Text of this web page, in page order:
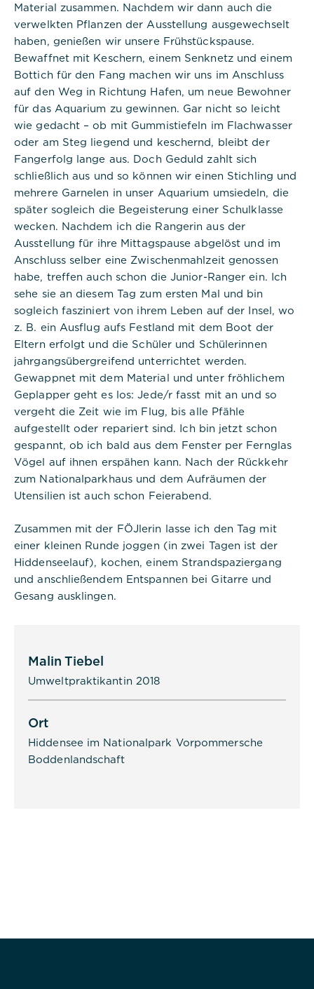
Material zusammen. Nachdem wir dann auch die
verwelkten Pflanzen der Ausstellung ausgewechselt
haben, genießen wir unsere Frühstückspause.
Bewaffnet mit Keschern, einem Senknetz und einem
Bottich für den Fang machen wir uns im Anschluss
auf den Weg in Richtung Hafen, um neue Bewohner
für das Aquarium zu gewinnen. Gar nicht so leicht
wie gedacht – ob mit Gummistiefeln im Flachwasser
oder am Steg liegend und keschernd, bleibt der
Fangerfolg lange aus. Doch Geduld zahlt sich
schließlich aus und so können wir einen Stichling und
mehrere Garnelen in unser Aquarium umsiedeln, die
später sogleich die Begeisterung einer Schulklasse
wecken. Nachdem ich die Rangerin aus der
Ausstellung für ihre Mittagspause abgelöst und im
Anschluss selber eine Zwischenmahlzeit genossen
habe, treffen auch schon die Junior-Ranger ein. Ich
sehe sie an diesem Tag zum ersten Mal und bin
sogleich fasziniert von ihrem Leben auf der Insel, wo
z. B. ein Ausflug aufs Festland mit dem Boot der
Eltern erfolgt und die Schüler und Schülerinnen
jahrgangsübergreifend unterrichtet werden.
Gewappnet mit dem Material und unter fröhlichem
Geplapper geht es los: Jede/r fasst mit an und so
vergeht die Zeit wie im Flug, bis alle Pfähle
aufgestellt oder repariert sind. Ich bin jetzt schon
gespannt, ob ich bald aus dem Fenster per Fernglas
Vögel auf ihnen erspähen kann. Nach der Rückkehr
zum Nationalparkhaus und dem Aufräumen der
Utensilien ist auch schon Feierabend.
Zusammen mit der FÖJlerin lasse ich den Tag mit
einer kleinen Runde joggen (in zwei Tagen ist der
Hiddenseelauf), kochen, einem Strandspaziergang
und anschließendem Entspannen bei Gitarre und
Gesang ausklingen.
Malin Tiebel
Umweltpraktikantin 2018
Ort
Hiddensee im Nationalpark Vorpommersche
Boddenlandschaft